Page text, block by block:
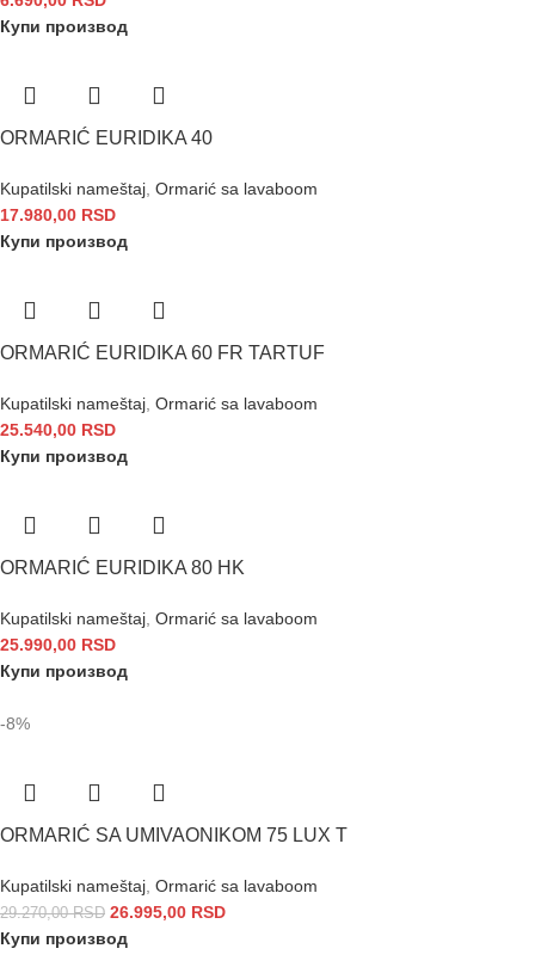
Купи производ
ORMARIĆ EURIDIKA 40
Kupatilski nameštaj Ormarić sa lavaboom
17.980,00 RSD
Купи производ
ORMARIĆ EURIDIKA 60 FR TARTUF
Kupatilski nameštaj Ormarić sa lavaboom
25.540,00 RSD
Купи производ
ORMARIĆ EURIDIKA 80 HK
Kupatilski nameštaj Ormarić sa lavaboom
25.990,00 RSD
Купи производ
-8%
ORMARIĆ SA UMIVAONIKOM 75 LUX T
Kupatilski nameštaj Ormarić sa lavaboom
29.270,00RSD 26.995,00 RSD
Купи производ